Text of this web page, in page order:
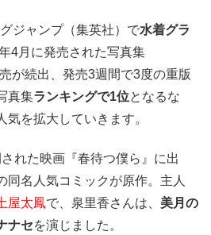
ジャンプ（集英社）で水着グラ
4月に発売された写真集
が続出、発売3週間で3度の重版
真集ランキングで1位となるな
気を拡大していきます。
れた映画『春待つ僕ら』に出
同名人気コミックが原作。主人
屋太鳳で、泉里香さんは、 美月の
ナセを演じました。